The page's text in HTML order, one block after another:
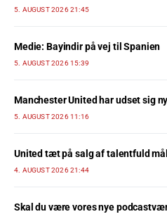
5. AUGUST 2026 21:45
Medie: Bayindir på vej til Spanien
5. AUGUST 2026 15:39
Manchester United har udset sig
5. AUGUST 2026 11:16
United tæt på salg af talentfuld
4. AUGUST 2026 21:44
Skal du være vores nye